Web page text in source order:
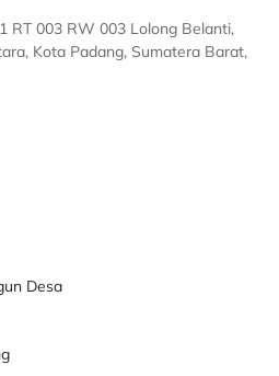
RT 003 RW 003 Lolong Belanti,
Kota Padang, Sumatera Barat,
Desa